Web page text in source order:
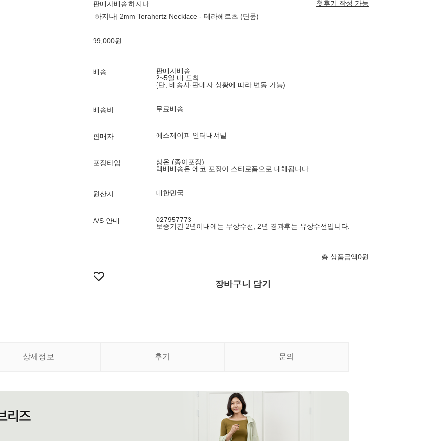
판매자배송하지나
첫후기 작성 가능
[하지나] 2mm Terahertz Necklace - 테라헤르츠 (단품)
99,000원
배송
판매자배송
2~5일 내 도착
(단, 배송사·판매자 상황에 따라 변동 가능)
배송비 무료배송
판매자 에스제이피 인터내셔널
포장타입
상온 (종이포장)
택배배송은 에코 포장이 스티로폼으로 대체됩니다.
원산지 대한민국
A/S 안내
027957773
보증기간 2년이내에는 무상수선, 2년 경과후는 유상수선입니다.
총 상품금액0원
장바구니 담기
상세정보 후기 문의